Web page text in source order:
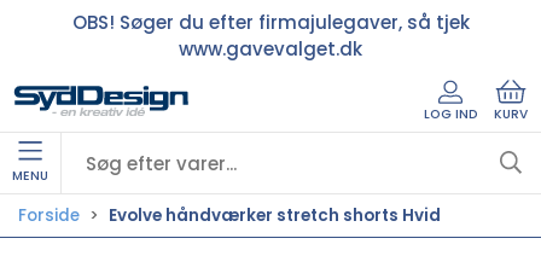
OBS! Søger du efter firmajulegaver, så tjek
www.gavevalget.dk
LOG IND KURV
MENU
Forside Evolve håndværker stretch shorts Hvid